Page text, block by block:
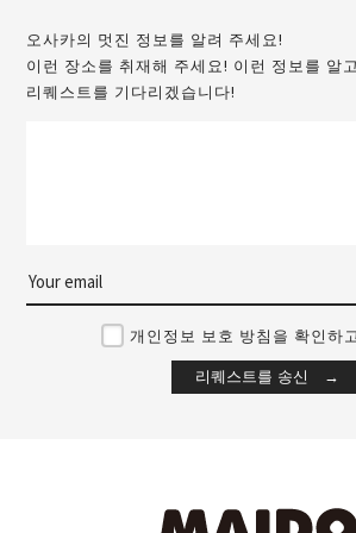
오사카의 멋진 정보를 알려 주세요!
이런 장소를 취재해 주세요! 이런 정보를 알
리퀘스트를 기다리겠습니다!
개인정보 보호 방침을 확인하